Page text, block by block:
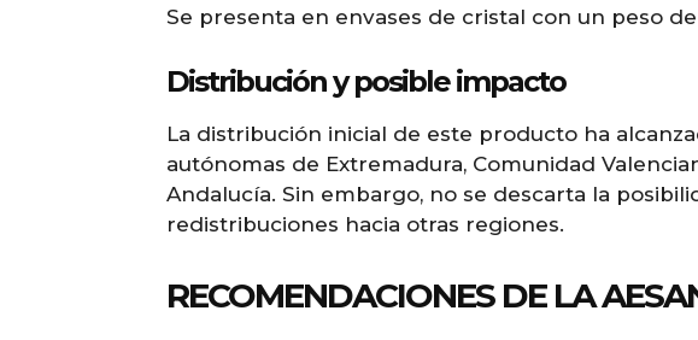
Se presenta en envases de cristal con un peso
Distribución y posible impacto
La distribución inicial de este producto ha
autónomas de Extremadura, Comunidad
Andalucía. Sin embargo, no se descarta la
redistribuciones hacia otras regiones.
RECOMENDACIONES DE LA